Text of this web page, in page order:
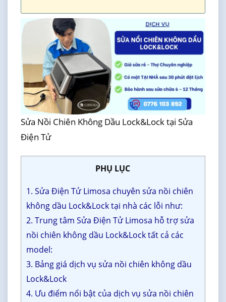
Sửa Nồi Chiên Không Dầu Lock&Lock tại Sửa
Điện Tử
PHỤ LỤC
1. Sửa Điện Tử Limosa chuyên sửa nồi chiên
không dầu Lock&Lock tại nhà các lỗi như:
2. Trung tâm Sửa Điện Tử Limosa hỗ trợ sửa
nồi chiên không dầu Lock&Lock tất cả các
model:
3. Bảng giá dịch vụ sửa nồi chiên không dầu
Lock&Lock
4. Ưu điểm nổi bật của dịch vụ sửa nồi chiên